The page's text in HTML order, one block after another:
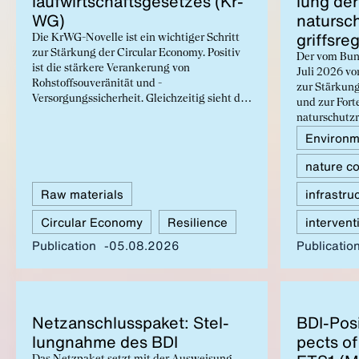
WG)
Die KrWG-Novelle ist ein wichtiger Schritt
zur Stärkung der Circular Economy. Positiv
ist die stärkere Verankerung von
Rohstoffsouveränität und -
Versorgungssicherheit. Gleichzeitig sieht der
administrative Anforderungen für
Unternehmen konterkariert werden.
Raw materials
Circular Economy
Resilience
Publication
05.08.2026
Der vom
Juli 2026
zur
und zur
lehnt der
gefährdet
Infrastruktur
unter
Planungs-
rechtliche
nature
Publication
Net­zan­schlusspaket: Stel­
lung­nahme des BDI
BDI-
pects